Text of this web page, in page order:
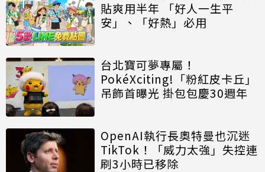
貼爽用半年 「好人一生平
安」、「好熱」必用
台北寶可夢專屬！
PokéXciting!「粉紅皮卡丘」
吊飾首曝光 掛包包慶30週年
OpenAI執行長奧特曼也沉迷
TikTok！「威力太強」失控連
刷3小時已移除